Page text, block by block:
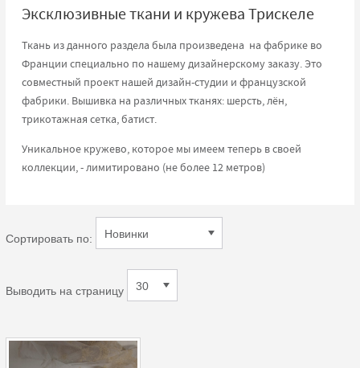
Эксклюзивные ткани и кружева Трискеле
Ткань из данного раздела была произведена на фабрике во
Франции специально по нашему дизайнерскому заказу. Это
совместный проект нашей дизайн-студии и французской
фабрики. Вышивка на различных тканях: шерсть, лён,
трикотажная сетка, батист.
Уникальное кружево, которое мы имеем теперь в своей
коллекции, - лимитировано (не более 12 метров)
Сортировать по:
Выводить на страницу